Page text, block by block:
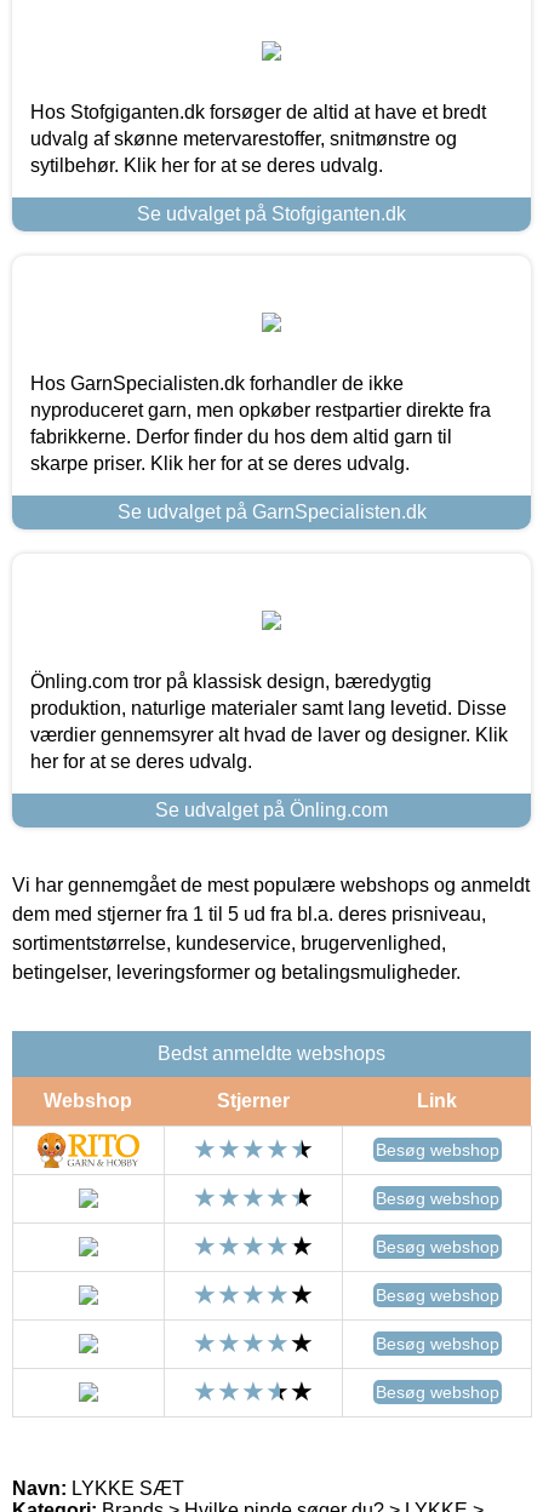
Hos Stofgiganten.dk forsøger de altid at have et bredt
udvalg af skønne metervarestoffer, snitmønstre og
sytilbehør. Klik her for at se deres udvalg.
Se udvalget på Stofgiganten.dk
Hos GarnSpecialisten.dk forhandler de ikke
nyproduceret garn, men opkøber restpartier direkte fra
fabrikkerne. Derfor finder du hos dem altid garn til
skarpe priser. Klik her for at se deres udvalg.
Se udvalget på GarnSpecialisten.dk
Önling.com tror på klassisk design, bæredygtig
produktion, naturlige materialer samt lang levetid. Disse
værdier gennemsyrer alt hvad de laver og designer. Klik
her for at se deres udvalg.
Se udvalget på Önling.com
Vi har gennemgået de mest populære webshops og anmeldt
dem med stjerner fra 1 til 5 ud fra bl.a. deres prisniveau,
sortimentstørrelse, kundeservice, brugervenlighed,
betingelser, leveringsformer og betalingsmuligheder.
Bedst anmeldte webshops
Webshop Stjerner Link
Besøg webshop
Besøg webshop
Besøg webshop
Besøg webshop
Besøg webshop
Besøg webshop
Navn: LYKKE SÆT